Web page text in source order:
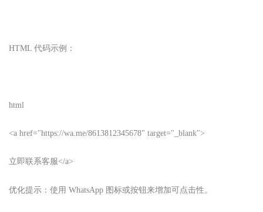
HTML 代码示例：
html
<a href="https://wa.me/8613812345678" target="_blank">
立即联系客服</a>
优化提示：使用 WhatsApp 图标或按钮来增加可点击性。